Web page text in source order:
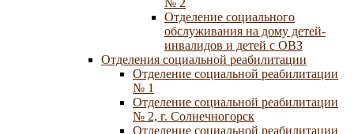
№ 2
Отделение социального
обслуживания на дому детей-
инвалидов и детей с ОВЗ
Отделения социальной реабилитации
Отделение социальной реабилитации
№ 1
Отделение социальной реабилитации
№ 2, г. Солнечногорск
Отделение социальной реабилитации